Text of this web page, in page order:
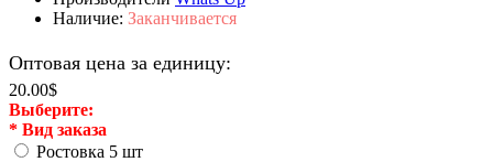
Наличие: Заканчивается
Оптовая цена за единицу:
20.00$
Выберите:
* Вид заказа
Ростовка 5 шт